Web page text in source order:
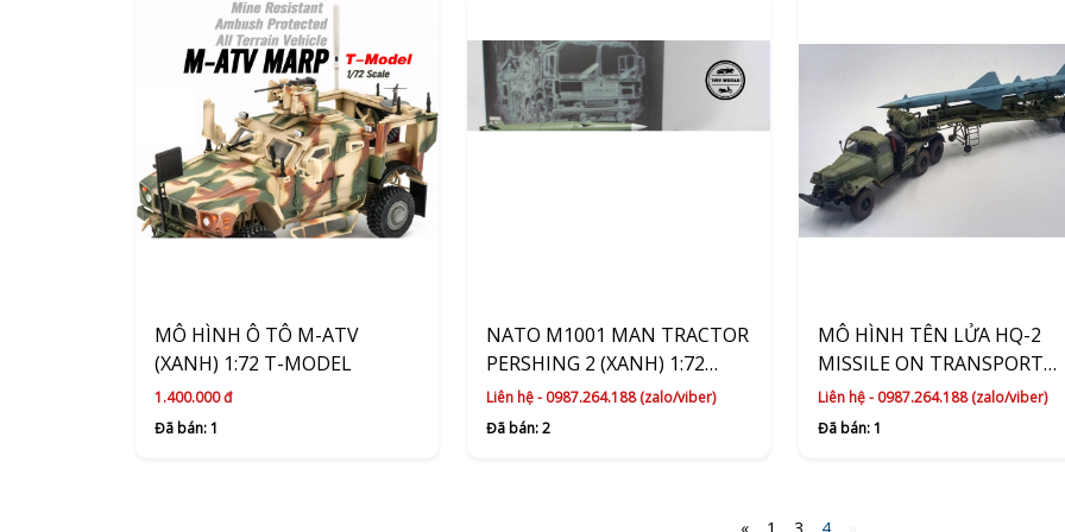
MÔ HÌNH Ô TÔ M-ATV
(XANH) 1:72 T-MODEL
1.400.000 đ
Đã bán: 1
NATO M1001 MAN TRACTOR
PERSHING 2 (XANH) 1:72
SOMOGE MODELCOLLECT
Liên hệ - 0987.264.188 (zalo/viber)
Đã bán: 2
MÔ HÌNH TÊN LỬA HQ-2
MISSILE ON TRANSPORT
TRAILER (XANH)
Liên hệ - 0987.264.188 (zalo/viber)
Đã bán: 1